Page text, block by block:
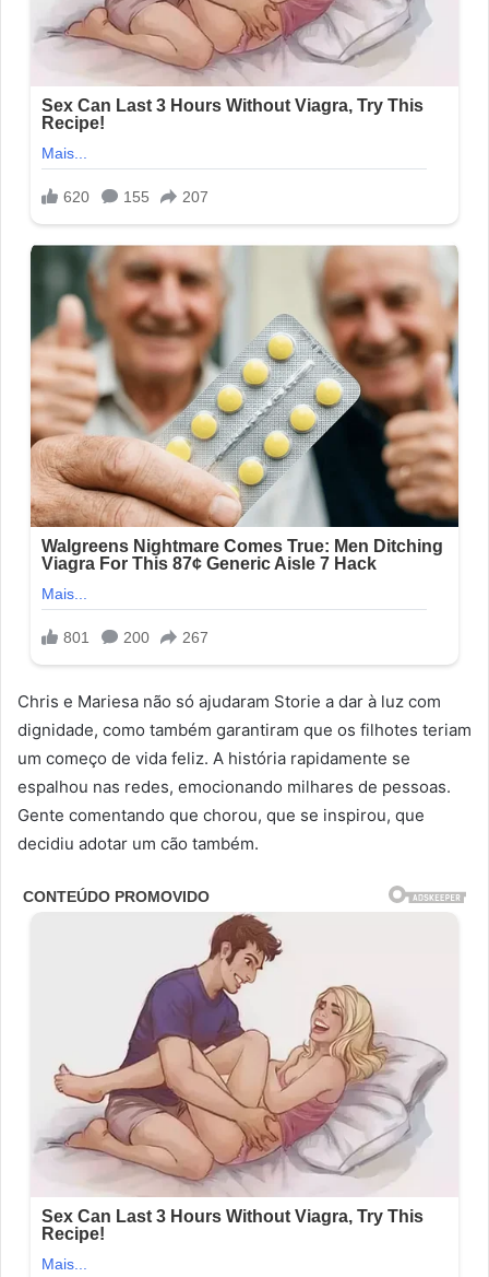
Chris e Mariesa não só ajudaram Storie a dar à luz com
dignidade, como também garantiram que os filhotes teriam
um começo de vida feliz. A história rapidamente se
espalhou nas redes, emocionando milhares de pessoas.
Gente comentando que chorou, que se inspirou, que
decidiu adotar um cão também.